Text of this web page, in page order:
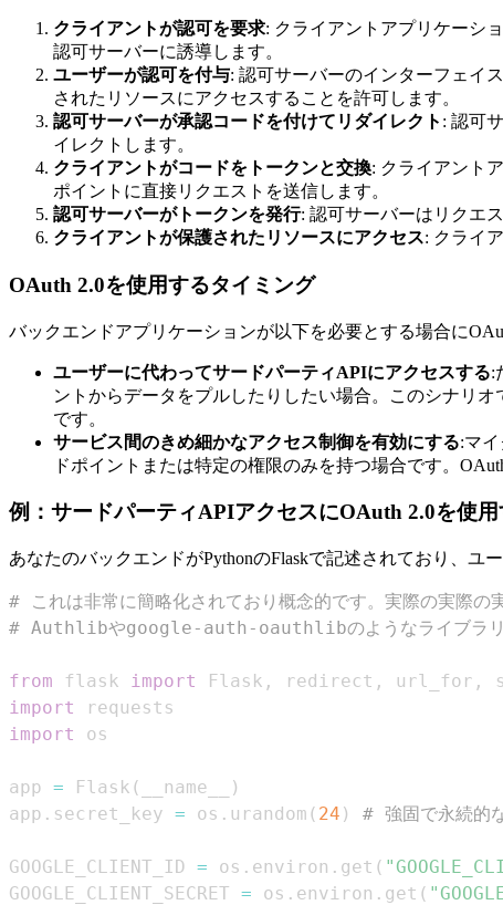
クライアントが認可を要求: クライアントアプリケーシ
認可サーバーに誘導します。
ユーザーが認可を付与: 認可サーバーのインターフェイ
されたリソースにアクセスすることを許可します。
認可サーバーが承認コードを付けてリダイレクト : 認可
イレクトします。
クライアントがコードをトークンと交換: クライアント
ポイントに直接リクエストを送信します。
認可サーバーがトークンを発行: 認可サーバーはリクエ
クライアントが保護されたリソースにアクセス: クライ
OAuth 2.0を使用するタイミング
バックエンドアプリケーションが以下を必要とする場合に
ユーザーに代わってサードパーティAPIにアクセスする:
ントからデータをプルしたりしたい場合。このシナリオ
です。
サービス間のきめ細かなアクセス制御を有効にする:マ
ドポイントまたは特定の権限のみを持つ場合です。
例：サードパーティAPIアクセスにOAuth 2.0を使用
あなたのバックエンドがPythonのFlaskで記述されており、ユ
# これは非常に簡略化されており概念的です。実際の実際の
# Authlibやgoogle-auth-oauthlibのようなライブラリを
from flask import Flask , redirect , url_for ,
import
import
app = Flask ( __name__
)
app . secret_key = os . urandom ( 24 ) # 強固で永続的
GOOGLE_CLIENT_ID = os . environ . get (
GOOGLE_CLIENT_SECRET = os . environ . get (